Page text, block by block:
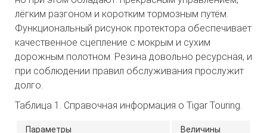
лёгким разгоном и коротким тормозным путём.
Функциональный рисунок протектора обеспечивает
качественное сцепление с мокрым и сухим
дорожным полотном. Резина довольно ресурсная, и
при соблюдении правил обслуживания прослужит
долго.
Таблица 1. Справочная информация о Tigar Touring.
Параметры Величины